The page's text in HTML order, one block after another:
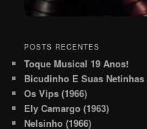
POSTS RECENTES
Toque Musical 19 Anos!
Bicudinho E Suas Netinhas
Os Vips (1966)
Ely Camargo (1963)
Nelsinho (1966)